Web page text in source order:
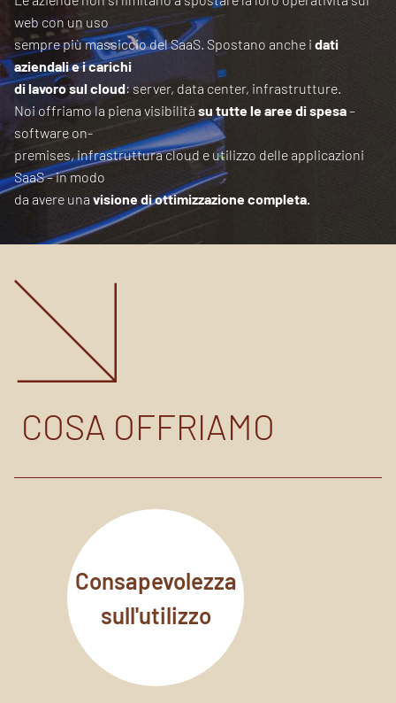
web con un uso
sempre più massiccio del SaaS. Spostano anche i dati
aziendali e i carichi
di lavoro sul cloud: server, data center, infrastrutture.
Noi offriamo la piena visibilità su tutte le aree di spesa–
software on-
premises, infrastruttura cloud e utilizzo delle applicazioni
SaaS – in modo
da avere una visione di ottimizzazione completa.
COSA OFFRIAMO
Consapevolezza
sull'utilizzo